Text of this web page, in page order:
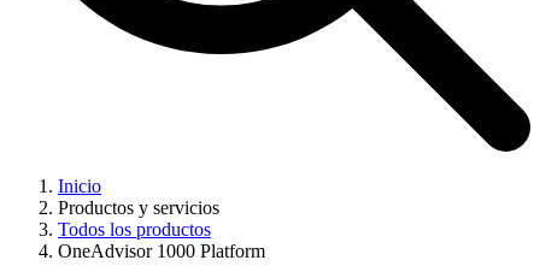
Inicio
Productos y servicios
Todos los productos
OneAdvisor 1000 Platform